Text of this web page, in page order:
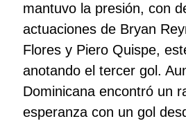
mantuvo la presión, con
actuaciones de Bryan
Flores y Piero Quispe,
anotando el tercer gol.
Dominicana encontró un
esperanza con un gol